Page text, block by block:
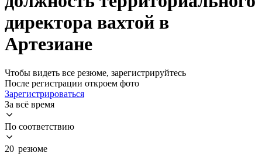
директора вахтой в
Артезиане
Чтобы видеть все резюме, зарегистрируйтесь
После регистрации откроем фото
Зарегистрироваться
За всё время
По соответствию
20 резюме